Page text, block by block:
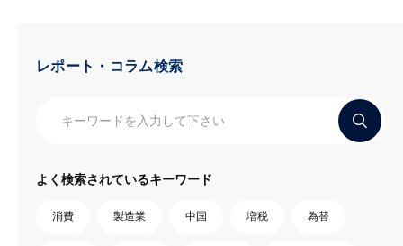
レポート・コラム検索
よく検索されているキーワード
消費 製造業 中国 増税 為替